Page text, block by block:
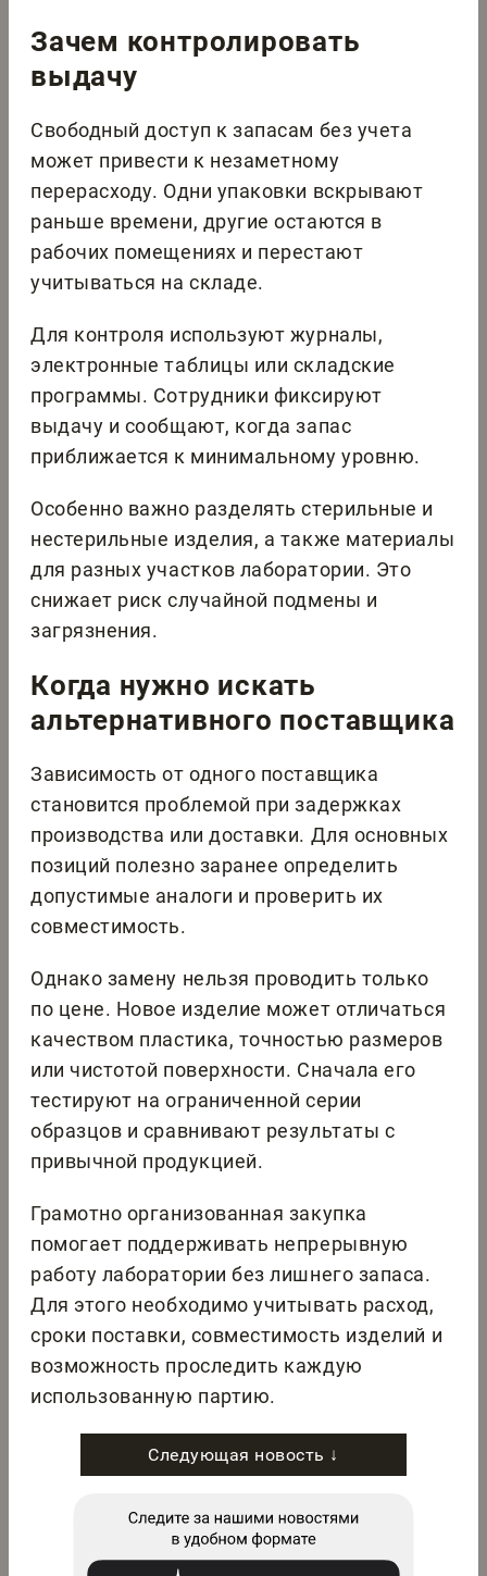
Зачем контролировать
выдачу
Свободный доступ к запасам без учета
может привести к незаметному
перерасходу. Одни упаковки вскрывают
раньше времени, другие остаются в
рабочих помещениях и перестают
учитываться на складе.
Для контроля используют журналы,
электронные таблицы или складские
программы. Сотрудники фиксируют
выдачу и сообщают, когда запас
приближается к минимальному уровню.
Особенно важно разделять стерильные и
нестерильные изделия, а также материалы
для разных участков лаборатории. Это
снижает риск случайной подмены и
загрязнения.
Когда нужно искать
альтернативного поставщика
Зависимость от одного поставщика
становится проблемой при задержках
производства или доставки. Для основных
позиций полезно заранее определить
допустимые аналоги и проверить их
совместимость.
Однако замену нельзя проводить только
по цене. Новое изделие может отличаться
качеством пластика, точностью размеров
или чистотой поверхности. Сначала его
тестируют на ограниченной серии
образцов и сравнивают результаты с
привычной продукцией.
Грамотно организованная закупка
помогает поддерживать непрерывную
работу лаборатории без лишнего запаса.
Для этого необходимо учитывать расход,
сроки поставки, совместимость изделий и
возможность проследить каждую
использованную партию.
Следующая новость ↓